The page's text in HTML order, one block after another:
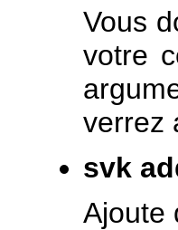
Vous
votre
verrez
svk
Ajoute